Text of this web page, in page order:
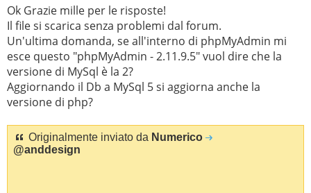
Ok Grazie mille per le risposte!
Il file si scarica senza problemi dal forum.
Un'ultima domanda, se all'interno di phpMyAdmin mi
esce questo "phpMyAdmin - 2.11.9.5" vuol dire che la
versione di MySql è la 2?
Aggiornando il Db a MySql 5 si aggiorna anche la
versione di php?
Originalmente inviato da Numerico
@anddesign